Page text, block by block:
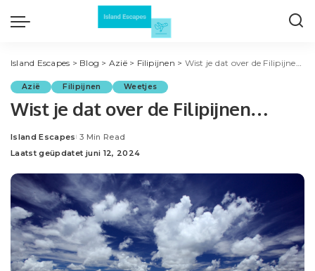
Island Escapes > Blog > Azië> Filipijnen > Wist je dat over de Filipijnen…
Azië Filipijnen Weetjes
Wist je dat over de Filipijnen…
Posted
by
Island Escapes 3 Min Read
Laatst geüpdatet juni 12, 2024